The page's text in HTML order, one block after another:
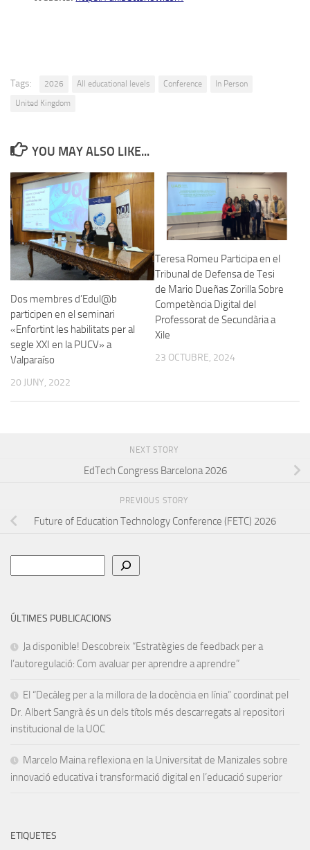
Tags: 2026 All educational levels Conference
In Person
United Kingdom
YOU MAY ALSO LIKE...
Dos membres d’Edul@b
participen en el seminari
«Enfortint les habilitats per al
segle XXI en la PUCV» a
Valparaíso
20 JUNY, 2022
Teresa Romeu Participa en el
Tribunal de Defensa de Tesi
de Mario Dueñas Zorilla Sobre
Competència Digital del
Professorat de Secundària a
Xile
23 OCTUBRE, 2024
NEXT STORY
EdTech Congress Barcelona 2026
PREVIOUS STORY
Future of Education Technology Conference (FETC) 2026
ÚLTIMES PUBLICACIONS
Ja disponible! Descobreix “Estratègies de feedback per a
l’autoregulació: Com avaluar per aprendre a aprendre”
El “Decàleg per a la millora de la docència en línia” coordinat pel
Dr. Albert Sangrà és un dels títols més descarregats al repositori
institucional de la UOC
Marcelo Maina reflexiona en la Universitat de Manizales sobre
innovació educativa i transformació digital en l’educació superior
ETIQUETES